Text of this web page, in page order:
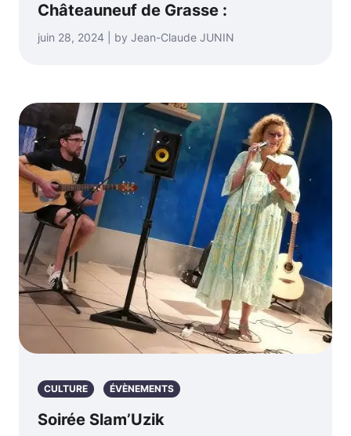
Châteauneuf de Grasse :
juin 28, 2024 | by Jean-Claude JUNIN
CULTURE ÉVÈNEMENTS
Soirée Slam’Uzik